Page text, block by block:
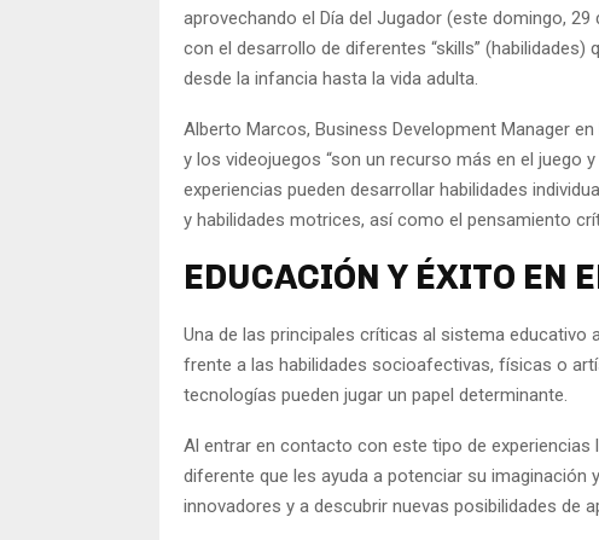
aprovechando el Día del Jugador (este domingo,
con el desarrollo de diferentes “skills”
desde la infancia hasta la vida adulta.
Alberto Marcos, Business Development Manager
y los videojuegos “son un recurso más en el juego
experiencias pueden desarrollar habilidades
y habilidades motrices, así como el pensamiento
EDUCACIÓN Y ÉXITO EN
Una de las principales críticas al sistema educativo
frente a las habilidades socioafectivas, físicas o
tecnologías pueden jugar un papel determinante.
Al entrar en contacto con este tipo de
diferente que les ayuda a potenciar su
innovadores y a descubrir nuevas posibilidades de